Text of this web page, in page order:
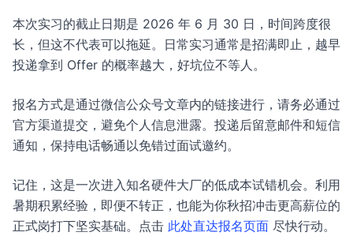
本次实习的截止日期是 2026 年 6 月 30 日，时间跨度很
长，但这不代表可以拖延。日常实习通常是招满即止，越早
投递拿到 Offer 的概率越大，好坑位不等人。
报名方式是通过微信公众号文章内的链接进行，请务必通过
官方渠道提交，避免个人信息泄露。投递后留意邮件和短信
通知，保持电话畅通以免错过面试邀约。
记住，这是一次进入知名硬件大厂的低成本试错机会。利用
暑期积累经验，即便不转正，也能为你秋招冲击更高薪位的
正式岗打下坚实基础。点击 此处直达报名页面 尽快行动。